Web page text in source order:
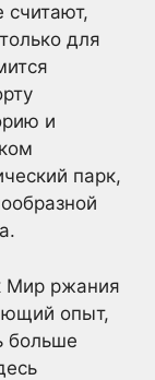
для
и
парк,
Мир ржания
опыт,
больше